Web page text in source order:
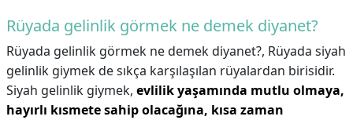
Rüyada gelinlik görmek ne demek diyanet?
Rüyada gelinlik görmek ne demek diyanet?, Rüyada siyah
gelinlik giymek de sıkça karşılaşılan rüyalardan birisidir.
Siyah gelinlik giymek, evlilik yaşamında mutlu olmaya,
hayırlı kısmete sahip olacağına, kısa zaman